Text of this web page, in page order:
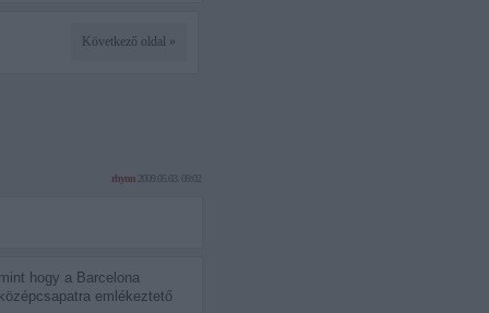
Következő oldal »
rhynn 2009.05.03. 09:02
hogy a Barcelona
emlékeztető